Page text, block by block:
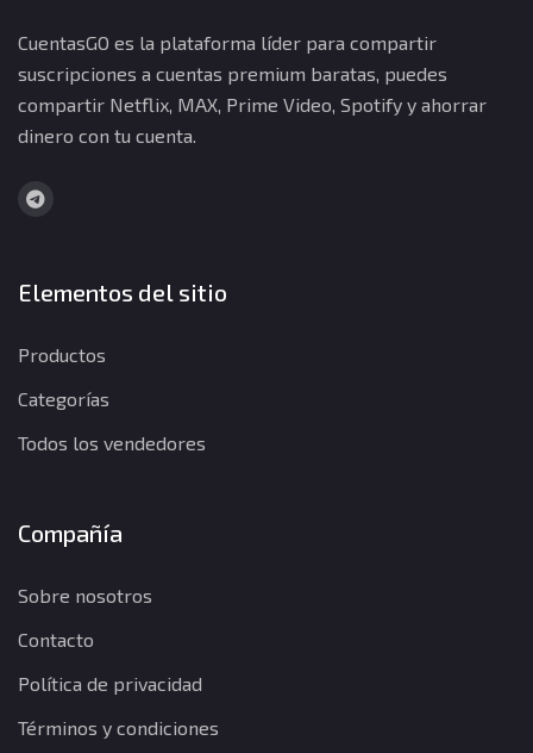
CuentasGO es la plataforma líder para compartir
suscripciones a cuentas premium baratas, puedes
compartir Netflix, MAX, Prime Video, Spotify y ahorrar
dinero con tu cuenta.
Elementos del sitio
Productos
Categorías
Todos los vendedores
Compañía
Sobre nosotros
Contacto
Política de privacidad
Términos y condiciones